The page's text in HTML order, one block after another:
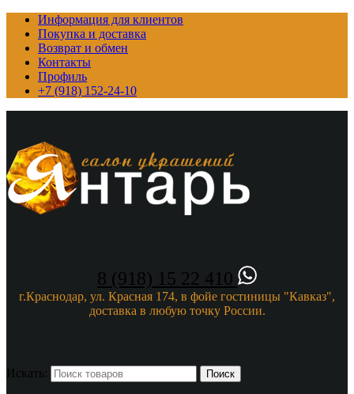
Информация для клиентов
Покупка и доставка
Возврат и обмен
Контакты
Профиль
+7 (918) 152-24-10
8 (918) 15 22 410
г.Краснодар, ул. Красная 174, в фойе гостиницы "Кавказ",
доставка в любую точку России.
Искать: